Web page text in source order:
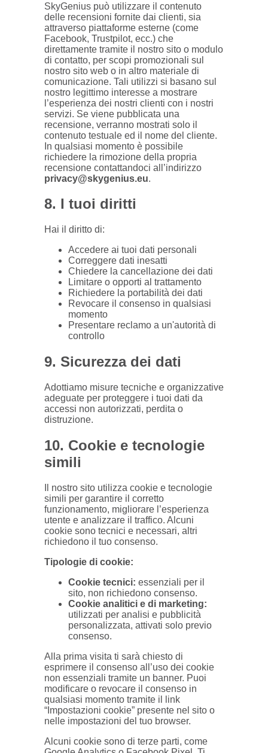
SkyGenius può utilizzare il contenuto
delle recensioni fornite dai clienti, sia
attraverso piattaforme esterne (come
Facebook, Trustpilot, ecc.) che
direttamente tramite il nostro sito o modulo
di contatto, per scopi promozionali sul
nostro sito web o in altro materiale di
comunicazione. Tali utilizzi si basano sul
nostro legittimo interesse a mostrare
l’esperienza dei nostri clienti con i nostri
servizi. Se viene pubblicata una
recensione, verranno mostrati solo il
contenuto testuale ed il nome del cliente.
In qualsiasi momento è possibile
richiedere la rimozione della propria
recensione contattandoci all’indirizzo
privacy@skygenius.eu.
8. I tuoi diritti
Hai il diritto di:
Accedere ai tuoi dati personali
Correggere dati inesatti
Chiedere la cancellazione dei dati
Limitare o opporti al trattamento
Richiedere la portabilità dei dati
Revocare il consenso in qualsiasi
momento
Presentare reclamo a un'autorità di
controllo
9. Sicurezza dei dati
Adottiamo misure tecniche e organizzative
adeguate per proteggere i tuoi dati da
accessi non autorizzati, perdita o
distruzione.
10. Cookie e tecnologie
simili
Il nostro sito utilizza cookie e tecnologie
simili per garantire il corretto
funzionamento, migliorare l’esperienza
utente e analizzare il traffico. Alcuni
cookie sono tecnici e necessari, altri
richiedono il tuo consenso.
Tipologie di cookie:
Cookie tecnici: essenziali per il
sito, non richiedono consenso.
Cookie analitici e di marketing:
utilizzati per analisi e pubblicità
personalizzata, attivati solo previo
consenso.
Alla prima visita ti sarà chiesto di
esprimere il consenso all’uso dei cookie
non essenziali tramite un banner. Puoi
modificare o revocare il consenso in
qualsiasi momento tramite il link
“Impostazioni cookie” presente nel sito o
nelle impostazioni del tuo browser.
Alcuni cookie sono di terze parti, come